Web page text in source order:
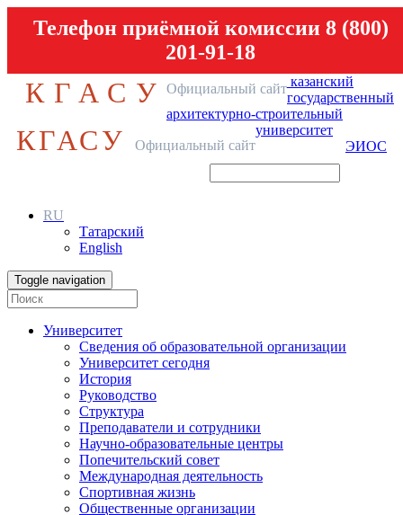
Телефон приёмной комиссии 8 (800)
201-91-18
КГАСУ Официальный сайт казанский
государственный
архитектурно-строительный
университет
КГАСУ Официальный сайт ЭИОС
RU
Татарский
English
Toggle navigation
Университет
Сведения об образовательной организации
Университет сегодня
История
Руководство
Структура
Преподаватели и сотрудники
Научно-образовательные центры
Попечительский совет
Международная деятельность
Спортивная жизнь
Общественные организации